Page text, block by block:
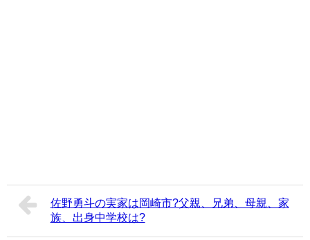
佐野勇斗の実家は岡崎市?父親、兄弟、母親、家
族、出身中学校は?